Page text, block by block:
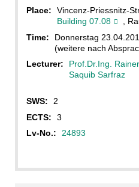
Place:
Vincenz-Priessnitz-
Building 07.08
,
Time:
Donnerstag
(weitere nach
Lecturer:
Prof.Dr.Ing.
Saquib Sarfraz
SWS:
2
ECTS:
3
Lv-No.:
24893